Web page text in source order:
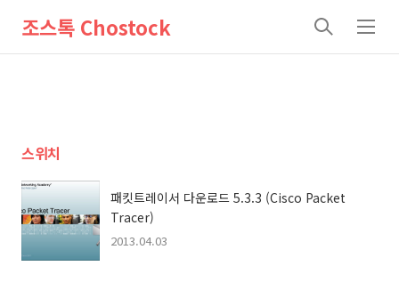
조스톡 Chostock
검
메
스위치
패킷트레이서 다운로드 5.3.3 (Cisco Packet
Tracer)
2013.04.03